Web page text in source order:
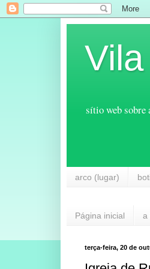
sítio web sobre
arco (lugar)
Página inicial a
terça-feira, 20 de